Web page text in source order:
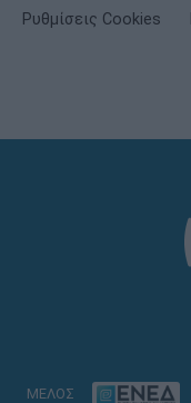
Ρυθμίσεις Cookies
ΜΕΛΟΣ